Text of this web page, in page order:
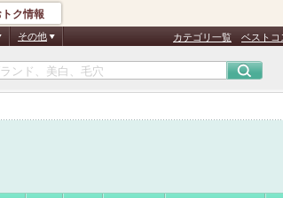
ク情報
その他 カテゴリ一覧 ベストコ